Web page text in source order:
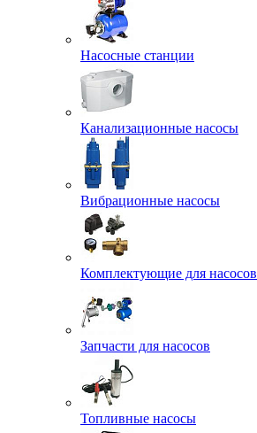
Насосные станции
Канализационные насосы
Вибрационные насосы
Комплектующие для насосов
Запчасти для насосов
Топливные насосы